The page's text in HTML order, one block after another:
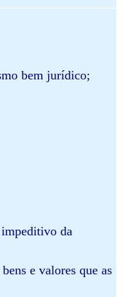
bem jurídico;
impeditivo da
e valores que as